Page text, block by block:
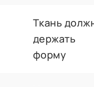
Ткань
держать
форму